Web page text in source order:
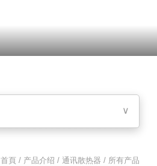
∨
首頁 / 产品介绍 / 通讯散热器 / 所有产品